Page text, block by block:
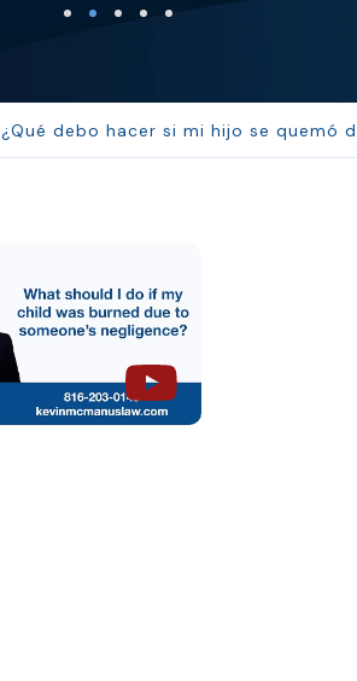
¿Qué debo hacer si mi hijo se quemó